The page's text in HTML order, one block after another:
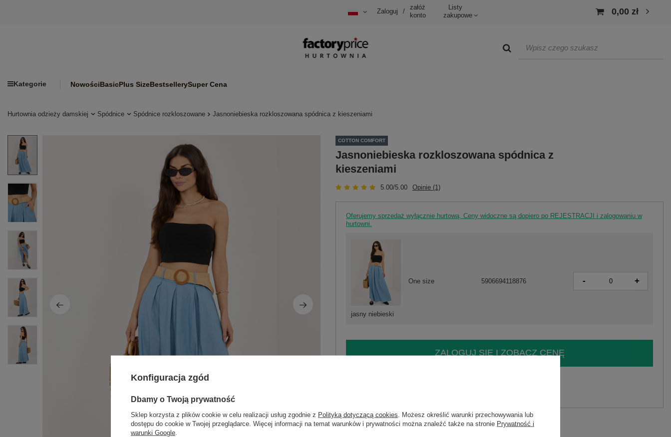
Zaloguj /
załóż
konto
Listy
zakupowe
0,00 zł
Kategorie NowościBasicPlus SizeBestsellerySuper Cena
Hurtownia odzieży damskiej Spódnice Spódnice rozkloszowane Jasnoniebieska rozkloszowana spódnica z kieszeniami
COTTON COMFORT
Jasnoniebieska rozkloszowana spódnica z
kieszeniami
5.00/5.00 Opinie (1)
Oferujemy sprzedaż wyłącznie hurtową. Ceny widoczne są dopiero po REJESTRACJI i zalogowaniu w
hurtowni.
jasny niebieski
One size 5906694118876 - +
ZALOGUJ SIĘ I ZOBACZ CENĘ
skład materiału : 100% bawełna
sposób prania : pranie w pralce w 30°C
Konfiguracja zgód
Dbamy o Twoją prywatność
Sklep korzysta z plików cookie w celu realizacji usług zgodnie z Polityką dotyczącą cookies . Możesz określić warunki przechowywania lub
dostępu do cookie w Twojej przeglądarce. Więcej informacji na temat warunków i prywatności można znaleźć także na stronie Prywatność i
warunki Google